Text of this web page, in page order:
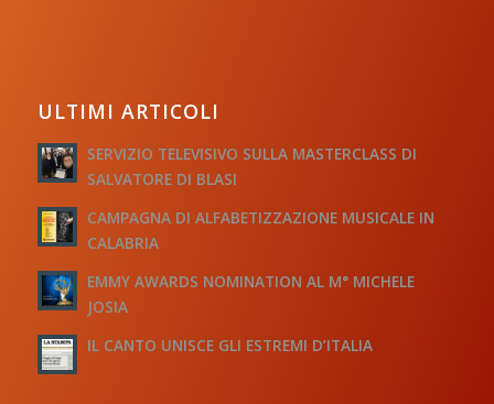
ULTIMI ARTICOLI
SERVIZIO TELEVISIVO SULLA MASTERCLASS DI
SALVATORE DI BLASI
CAMPAGNA DI ALFABETIZZAZIONE MUSICALE IN
CALABRIA
EMMY AWARDS NOMINATION AL M° MICHELE
JOSIA
IL CANTO UNISCE GLI ESTREMI D’ITALIA